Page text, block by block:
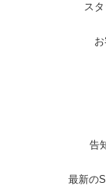
ス
告
最新の